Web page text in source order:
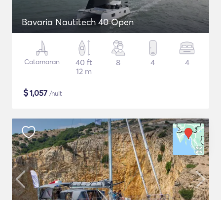
Bavaria Nautitech 40 Open
Catamaran
40 ft
12 m
8 4 4
$1,057 /nuit